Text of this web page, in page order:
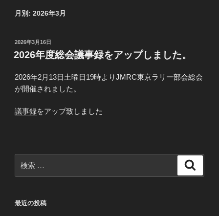
月別: 2026年3月
投
稿
日:
2026年3月16日
2026年度総会議事録をアップしました。
2026年2月13日土曜日19時よりJMRC東京ラリー部会総会
が開催されました。
議事録をアップ致しました
索:
最近の投稿